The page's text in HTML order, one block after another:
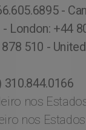
-
- London: +44
510 -
310.844.0166
nos
nos